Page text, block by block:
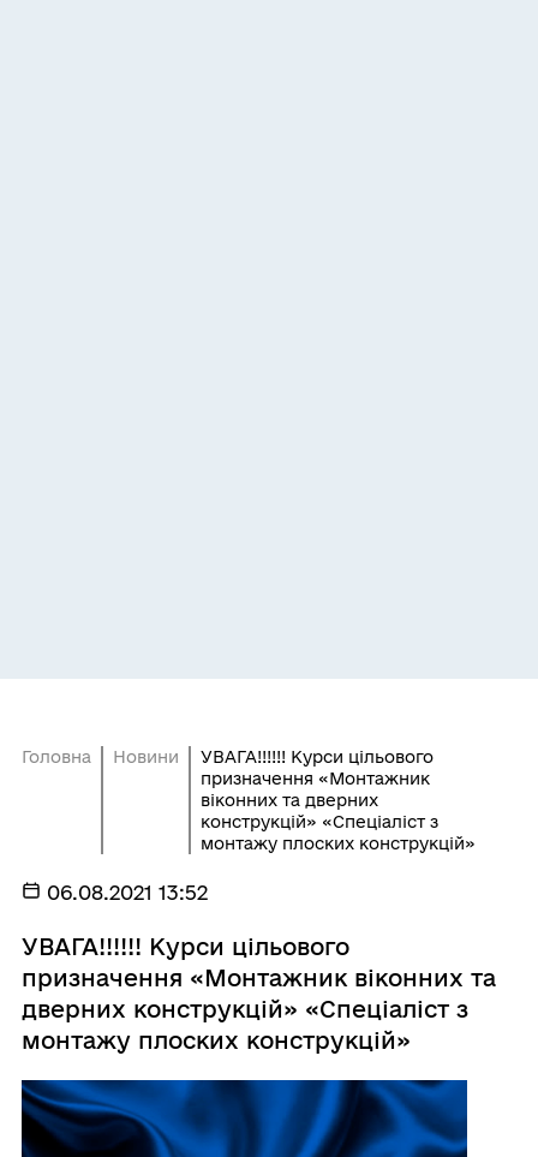
Головна Новини
УВАГА!!!!!! Курси цільового
призначення «Монтажник
віконних та дверних
конструкцій» «Спеціаліст з
монтажу плоских конструкцій»
06.08.2021 13:52
УВАГА!!!!!! Курси цільового
призначення «Монтажник віконних та
дверних конструкцій» «Спеціаліст з
монтажу плоских конструкцій»